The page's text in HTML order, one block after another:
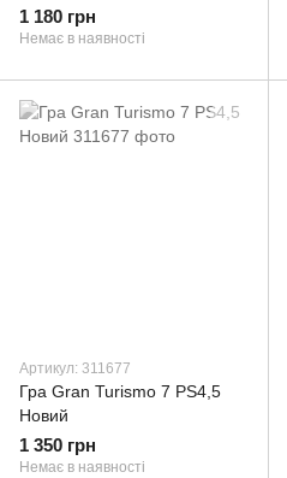
1 180 грн
Немає в наявності
Артикул: 311677
Гра Gran Turismo 7 PS4,5
Новий
1 350 грн
Немає в наявності